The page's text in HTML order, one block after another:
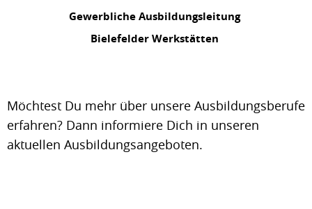
Gewerbliche Ausbildungsleitung
Bielefelder Werkstätten
Möchtest Du mehr über unsere Ausbildungsberufe
erfahren? Dann informiere Dich in unseren
aktuellen Ausbildungsangeboten.